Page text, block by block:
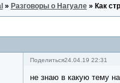
» Разговоры о Нагуале » Как
Поделиться24.04.19 22:31
не знаю в какую тему